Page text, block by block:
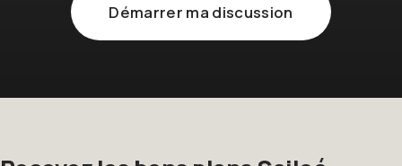
Démarrer ma discussion